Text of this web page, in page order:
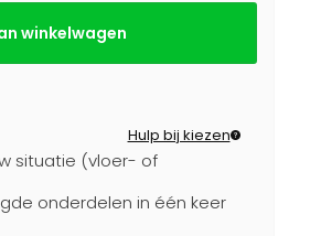
winkelwagen
Hulp bij kiezen
situatie (vloer- of
onderdelen in één keer